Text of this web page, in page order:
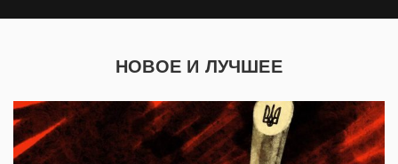
НОВОЕ И ЛУЧШЕЕ